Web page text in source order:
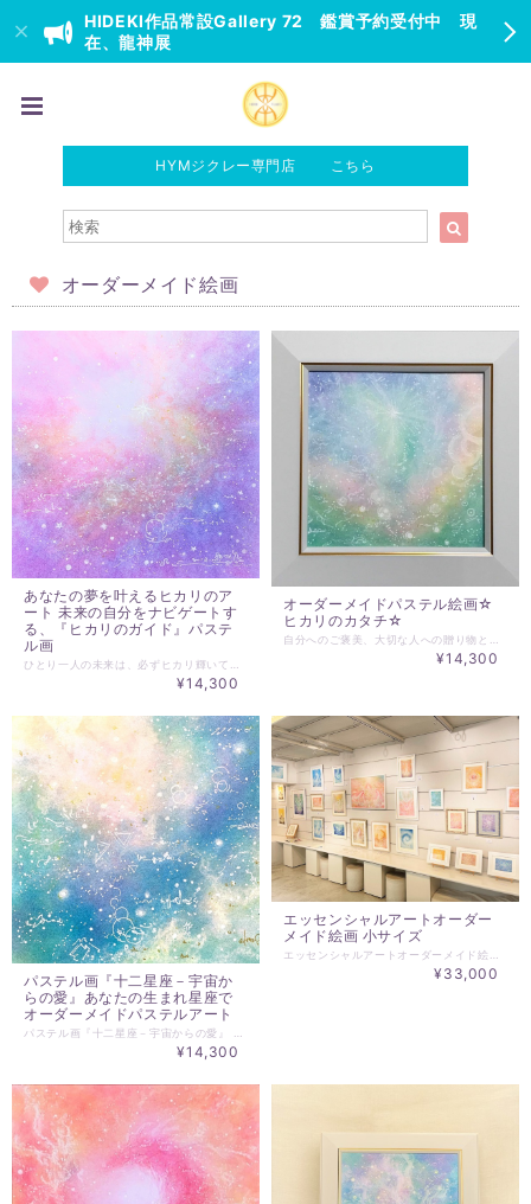
HIDEKI作品常設Gallery 72 鑑賞予約受付中 現
在、龍神展
HYMジクレー専門店 こちら
オーダーメイド絵画
あなたの夢を叶えるヒカリのア
ート 未来の自分をナビゲートす
る、『ヒカリのガイド』パステ
ル画
¥14,300
オーダーメイドパステル絵画☆
ヒカリのカタチ☆
¥14,300
パステル画『十二星座－宇宙か
らの愛』あなたの生まれ星座で
オーダーメイドパステルアート
¥14,300
エッセンシャルアートオーダー
メイド絵画 小サイズ
¥33,000